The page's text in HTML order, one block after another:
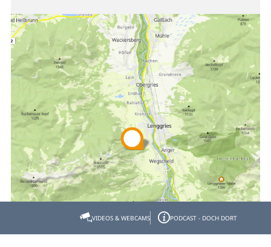
VIDEOS & WEBCAMS PODCAST - DOCH DORT